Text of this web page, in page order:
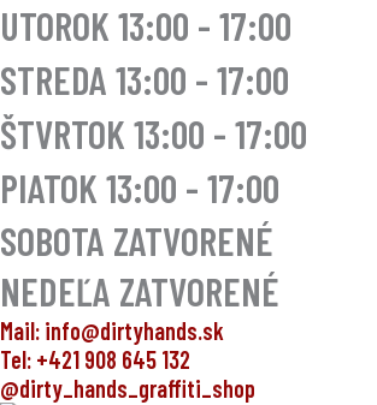
UTOROK 13:00 - 17:00
STREDA 13:00 - 17:00
ŠTVRTOK 13:00 - 17:00
PIATOK 13:00 - 17:00
SOBOTA ZATVORENÉ
NEDEĽA ZATVORENÉ
Mail: info@dirtyhands.sk
Tel: +421 908 645 132
@dirty_hands_graffiti_shop